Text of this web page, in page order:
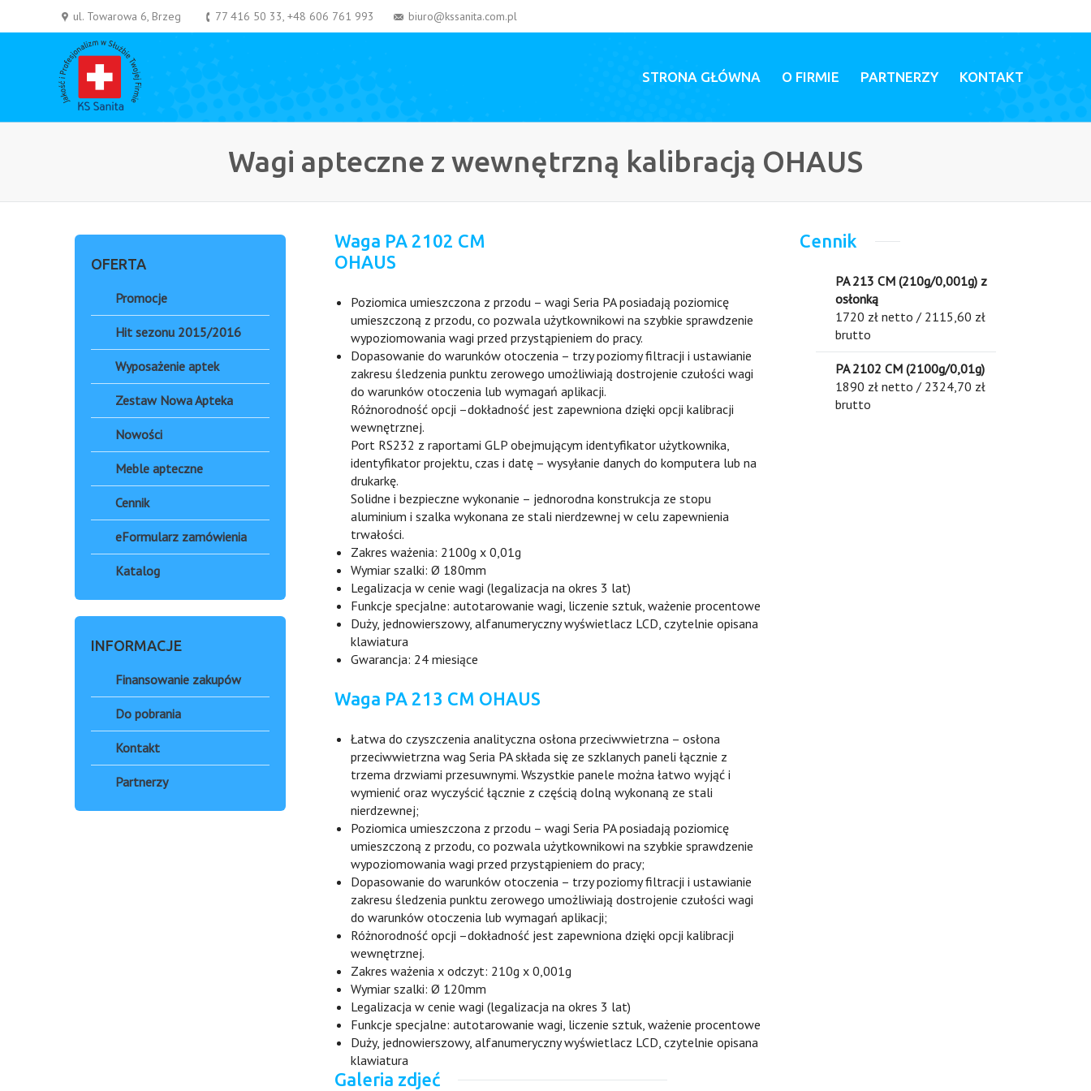
ul. Towarowa 6, Brzeg 77 416 50 33, +48 606 761 993 biuro@kssanita.com.pl
STRONA GŁÓWNA O FIRMIE PARTNERZY KONTAKT
Wagi apteczne z wewnętrzną kalibracją OHAUS
Waga PA 2102 CM
OHAUS
Poziomica umieszczona z przodu – wagi Seria PA posiadają poziomicę
umieszczoną z przodu, co pozwala użytkownikowi na szybkie sprawdzenie
wypoziomowania wagi przed przystąpieniem do pracy.
Dopasowanie do warunków otoczenia – trzy poziomy filtracji i ustawianie
zakresu śledzenia punktu zerowego umożliwiają dostrojenie czułości wagi
do warunków otoczenia lub wymagań aplikacji.
Różnorodność opcji –dokładność jest zapewniona dzięki opcji kalibracji
wewnętrznej.
Port RS232 z raportami GLP obejmującym identyfikator użytkownika,
identyfikator projektu, czas i datę – wysyłanie danych do komputera lub na
drukarkę.
Solidne i bezpieczne wykonanie – jednorodna konstrukcja ze stopu
aluminium i szalka wykonana ze stali nierdzewnej w celu zapewnienia
trwałości.
Zakres ważenia: 2100g x 0,01g
Wymiar szalki: Ø 180mm
Legalizacja w cenie wagi (legalizacja na okres 3 lat)
Funkcje specjalne: autotarowanie wagi, liczenie sztuk, ważenie procentowe
Duży, jednowierszowy, alfanumeryczny wyświetlacz LCD, czytelnie opisana
klawiatura
Gwarancja: 24 miesiące
Waga PA 213 CM OHAUS
Łatwa do czyszczenia analityczna osłona przeciwwietrzna – osłona
przeciwwietrzna wag Seria PA składa się ze szklanych paneli łącznie z
trzema drzwiami przesuwnymi. Wszystkie panele można łatwo wyjąć i
wymienić oraz wyczyścić łącznie z częścią dolną wykonaną ze stali
nierdzewnej;
Poziomica umieszczona z przodu – wagi Seria PA posiadają poziomicę
umieszczoną z przodu, co pozwala użytkownikowi na szybkie sprawdzenie
wypoziomowania wagi przed przystąpieniem do pracy;
Dopasowanie do warunków otoczenia – trzy poziomy filtracji i ustawianie
zakresu śledzenia punktu zerowego umożliwiają dostrojenie czułości wagi
do warunków otoczenia lub wymagań aplikacji;
Różnorodność opcji –dokładność jest zapewniona dzięki opcji kalibracji
wewnętrznej.
Zakres ważenia x odczyt: 210g x 0,001g
Wymiar szalki: Ø 120mm
Legalizacja w cenie wagi (legalizacja na okres 3 lat)
Funkcje specjalne: autotarowanie wagi, liczenie sztuk, ważenie procentowe
Duży, jednowierszowy, alfanumeryczny wyświetlacz LCD, czytelnie opisana
klawiatura
Cennik
PA 213 CM (210g/0,001g) z
osłonką
1720 zł netto / 2115,60 zł
brutto
PA 2102 CM (2100g/0,01g)
1890 zł netto / 2324,70 zł
brutto
Galeria zdjeć
OFERTA
Promocje
Hit sezonu 2015/2016
Wyposażenie aptek
Zestaw Nowa Apteka
Nowości
Meble apteczne
Cennik
eFormularz zamówienia
Katalog
INFORMACJE
Finansowanie zakupów
Do pobrania
Kontakt
Partnerzy